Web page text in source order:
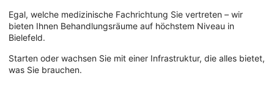
Egal, welche medizinische Fachrichtung Sie vertreten – wir
bieten Ihnen Behandlungsräume auf höchstem Niveau in
Bielefeld.
Starten oder wachsen Sie mit einer Infrastruktur, die alles bietet,
was Sie brauchen.